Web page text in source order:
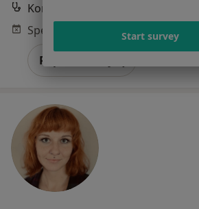
Konsultacja psychologiczna online
Poproś o wizytę
Start survey